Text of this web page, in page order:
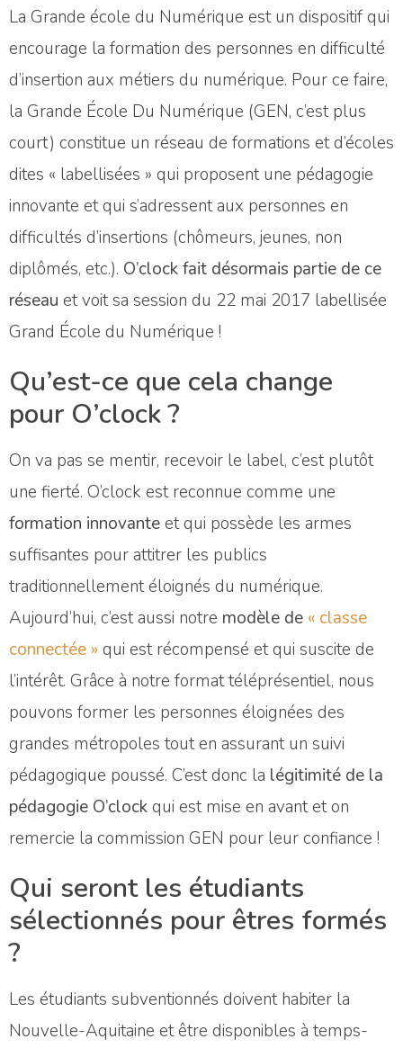
La Grande école du Numérique est un dispositif qui
encourage la formation des personnes en difficulté
d’insertion aux métiers du numérique. Pour ce faire,
la Grande École Du Numérique (GEN, c’est plus
court) constitue un réseau de formations et d’écoles
dites « labellisées » qui proposent une pédagogie
innovante et qui s’adressent aux personnes en
difficultés d’insertions (chômeurs, jeunes, non
diplômés, etc.). O’clock fait désormais partie de ce
réseau et voit sa session du 22 mai 2017 labellisée
Grand École du Numérique !
Qu’est-ce que cela change
pour O’clock ?
On va pas se mentir, recevoir le label, c’est plutôt
une fierté. O’clock est reconnue comme une
formation innovanteet qui possède les armes
suffisantes pour attitrer les publics
traditionnellement éloignés du numérique.
Aujourd’hui, c’est aussi notre modèle de « classe
connectée »qui est récompensé et qui suscite de
l’intérêt. Grâce à notre format téléprésentiel, nous
pouvons former les personnes éloignées des
grandes métropoles tout en assurant un suivi
pédagogique poussé. C’est donc la légitimité de la
pédagogie O’clockqui est mise en avant et on
remercie la commission GEN pour leur confiance !
Qui seront les étudiants
sélectionnés pour êtres formés
?
Les étudiants subventionnés doivent habiter la
Nouvelle-Aquitaine et être disponibles à temps-